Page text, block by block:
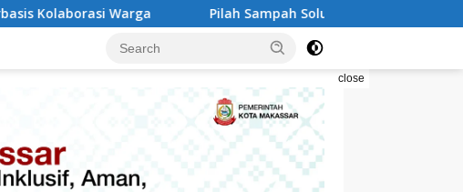
Pilah Sampah Solusi Menyelamatkan Kota Makassar
close